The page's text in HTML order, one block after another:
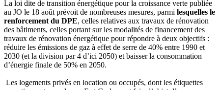
La loi dite de transition énergétique pour la croissance verte publiée
au JO le 18 août prévoit de nombreuses mesures, parmi lesquelles le
renforcement du DPE, celles relatives aux travaux de rénovation
des bâtiments, celles portant sur les modalités de financement des
travaux de rénovation énergétique pour répondre à deux objectifs :
réduire les émissions de gaz à effet de serre de 40% entre 1990 et
2030 (et la division par 4 d’ici 2050) et baisser la consommation
d’énergie finale de 50% en 2050.
Les logements privés en location ou occupés, dont les étiquettes